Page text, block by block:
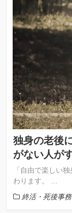
独身の老後
がない人が
「自由で楽しい
わります。 …
終活・死後事